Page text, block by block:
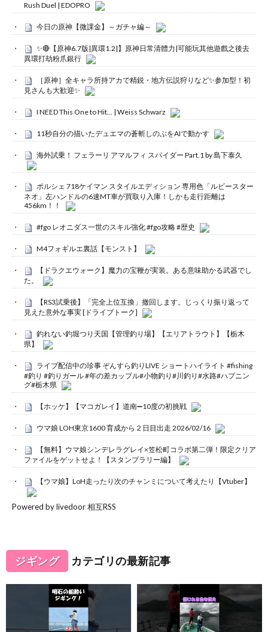
Rush Duel | EDOPRO
今日の原神【微課金】～ガチャ編～
✨🔴【原神6.7版|異環1.2|】原神日常清體力|可能玩其他遊戲之後去
異環打劫粉爪銀行
［原神］全キャラ所持アカで精鋭・地方伝説狩りなど✨参加型！初
見さんも大歓迎✨
I NEED This One to Hit… | Weiss Schwarz
11秒自分の描いたデュエマの蒼斬しのぶをAIで動かす
海外試乗！ フェラーリ アマルフィ スパイダー Part.1 by 島下泰久
ポルシェ 718ケイマン スタイルエディション 専用色「ルビースター
ネオ」左ハンドルの6速MT車が買取り入庫！しかも走行距離は
456km！！
#fgo レオニダス一世のスキル強化 #fgo攻略 #歴史
M4フォギルエ裏話【モンスト】
【ドラクエウォーク】魔力の宝鞭が実装。ある意味助かる武器でし
た。
【RS3試乗後】「完全上位互換」撤回します。じっくり振り返って
見えた意外な事実 [ドライブトーク]
釣れない釣堀つり天国【管理釣り場】【エリアトラウト】【栃木
県】
ライブ配信中の珍事 ぞんすら釣りLIVE ショートハイライト #fishing
#釣り #釣りガール #年の差カップル#小物釣り#川釣り#水路#ハプニン
グ#栃木県
【ホッケ】【マコガレイ】道南➖10度の初挑戦
ウマ娘 LOH東京1600 育成から２日目出走 2026/02/16
【無料】ウマ娘シンデレラグレイ×笠松町コラボ第二弾！限定クリア
ファイルをゲットせよ！【スタンプラリー編】
【ウマ娘】LoH走ったり次のチャンミについて考えたり【Vtuber】
Powered by livedoor 相互RSS
ジギング カテゴリの最新記事